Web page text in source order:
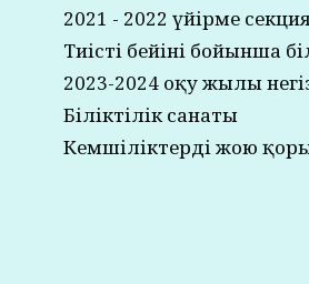
2021 - 2022 үйірме
Тиісті бейіні бойынша
2023-2024 оқу жылы
Біліктілік санаты
Кемшіліктерді жою